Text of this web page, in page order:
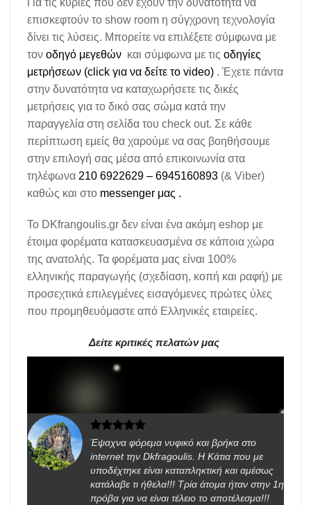
επισκεφτούν το show room η σύγχρονη τεχνολογία
δίνει τις λύσεις. Μπορείτε να επιλέξετε σύμφωνα με
τον οδηγό μεγεθών και σύμφωνα με τις οδηγίες
μετρήσεων (click για να δείτε το video) . Έχετε πάντα
στην δυνατότητα να καταχωρήσετε τις δικές
μετρήσεις για το δικό σας σώμα κατά την
παραγγελία στη σελίδα του check out. Σε κάθε
περίπτωση εμείς θα χαρούμε να σας βοηθήσουμε
στην επιλογή σας μέσα από επικοινωνία στα
τηλέφωνα 210 6922629 – 6945160893 (& Viber)
καθώς και στο messenger μας .
To DKfrangoulis.gr δεν είναι ένα ακόμη eshop με
έτοιμα φορέματα κατασκευασμένα σε κάποια χώρα
της ανατολής. Τα φορέματα μας είναι 100%
ελληνικής παραγωγής (σχεδίαση, κοπή και ραφή) με
προσεχτικά επιλεγμένες εισαγόμενες πρώτες ύλες
που προμηθευόμαστε από Ελληνικές εταιρείες.
Δείτε κριτικές πελατών μας
Έψαχνα φόρεμα νυφικό και βρήκα στο
internet την Dkfragoulis. Η Κάτια που με
υποδέχτηκε είναι καταπληκτική και αμέσως
κατάλαβε τι ήθελα!!! Τρία άτομα ήταν στην 1η
πρόβα για να είναι τέλειο το αποτέλεσμα!!!